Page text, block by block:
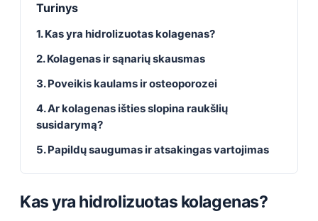
Turinys
1. Kas yra hidrolizuotas kolagenas?
2. Kolagenas ir sąnarių skausmas
3. Poveikis kaulams ir osteoporozei
4. Ar kolagenas išties slopina raukšlių
susidarymą?
5. Papildų saugumas ir atsakingas vartojimas
Kas yra hidrolizuotas kolagenas?